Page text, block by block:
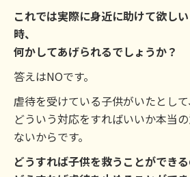
これでは実際に身近に助けて欲し
時、
何かしてあげられるでしょうか？
答えはNOです。
虐待を受けている子供がいたとして
どういう対応をすればいいか本当
ないからです。
どうすれば子供を救うことができる